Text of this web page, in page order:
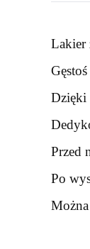
Lakier
Dzięki
Przed
Po